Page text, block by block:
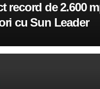
record de 2.600
cu Sun Leader